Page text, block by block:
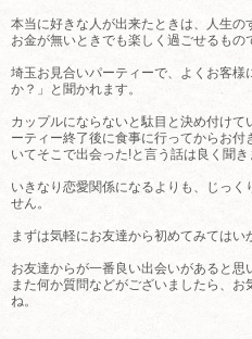
本当に好きな人が出来たときは、人生の
お金が無いときでも楽しく過ごせるもの
埼玉お見合いパーティーで、よくお客
か？」と聞かれます。
カップルにならないと駄目と決め付け
ーティー終了後に食事に行ってからお
いてそこで出会った!と言う話は良く聞き
いきなり恋愛関係になるよりも、じっく
せん。
まずは気軽にお友達から初めてみてはい
お友達からが一番良い出会いがあると思
また何か質問などがございましたら、
ね。